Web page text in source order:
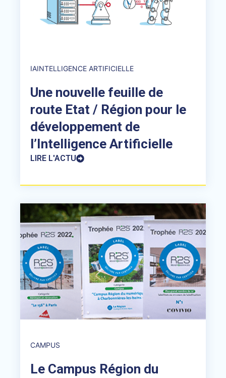
IAINTELLIGENCE ARTIFICIELLE
Une nouvelle feuille de
route Etat / Région pour le
développement de
l’Intelligence Artificielle
LIRE L'ACTU
CAMPUS
Le Campus Région du